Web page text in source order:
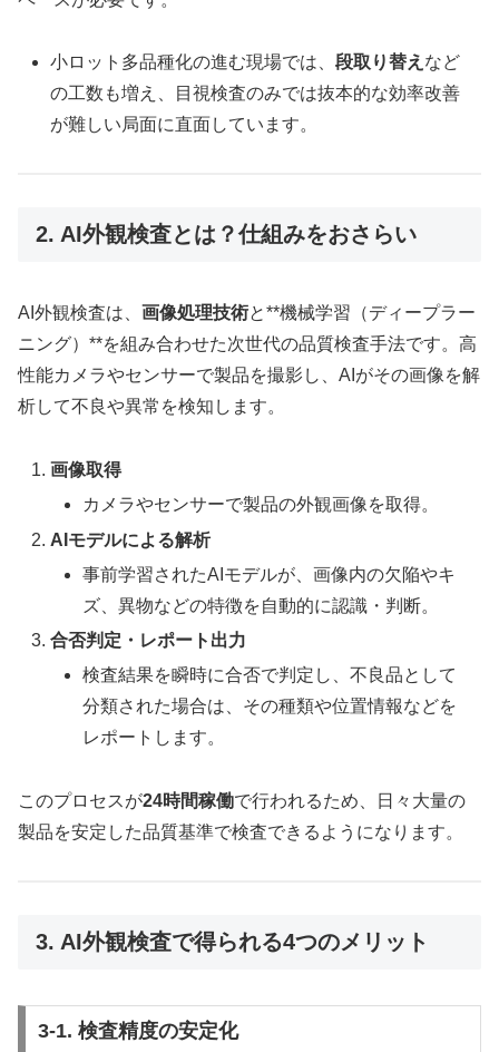
小ロット多品種化の進む現場では、段取り替え など
の工数も増え、目視検査のみでは抜本的な効率改善
が難しい局面に直面しています。
2. AI外観検査とは？仕組みをおさらい
AI外観検査は、 画像処理技術と**機械学習（ディープラー
ニング）**を組み合わせた次世代の品質検査手法です。高
性能カメラやセンサーで製品を撮影し、AIがその画像を解
析して不良や異常を検知します。
画像取得
カメラやセンサーで製品の外観画像を取得。
AIモデルによる解析
事前学習されたAIモデルが、画像内の欠陥やキ
ズ、異物などの特徴を自動的に認識・判断。
合否判定・レポート出力
検査結果を瞬時に合否で判定し、不良品として
分類された場合は、その種類や位置情報などを
レポートします。
このプロセスが24時間稼働で行われるため、日々大量の
製品を安定した品質基準で検査できるようになります。
3. AI外観検査で得られる4つのメリット
3-1. 検査精度の安定化